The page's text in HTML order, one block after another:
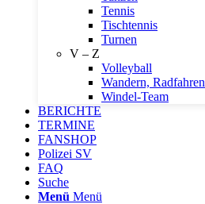
Tennis
Tischtennis
Turnen
V – Z
Volleyball
Wandern, Radfahren
Windel-Team
BERICHTE
TERMINE
FANSHOP
Polizei SV
FAQ
Suche
Menü Menü